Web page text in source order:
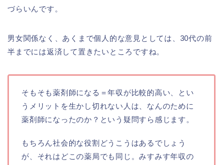
づらいんです。
男女関係なく、あくまで個人的な意見としては、30代の前
半までには返済して置きたいところですね。
そもそも薬剤師になる＝年収が比較的高い、とい
うメリットを生かし切れない人は、なんのために
薬剤師になったのか？という疑問すら感じます。
もちろん社会的な役割どうこうはあるでしょう
が、それはどこの薬局でも同じ。みすみす年収の